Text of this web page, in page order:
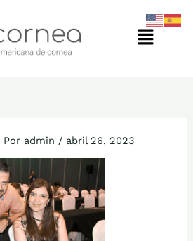
Menú
Por admin / abril 26, 2023